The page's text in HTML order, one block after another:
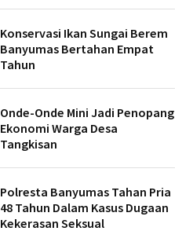
Konservasi Ikan Sungai Berem
Banyumas Bertahan Empat
Tahun
Onde-Onde Mini Jadi Penopang
Ekonomi Warga Desa
Tangkisan
Polresta Banyumas Tahan Pria
48 Tahun Dalam Kasus Dugaan
Kekerasan Seksual